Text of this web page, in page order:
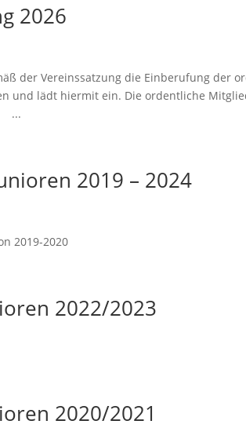
2026
der Vereinssatzung die Einberufung der
und lädt hiermit ein. Die ordentliche
...
2019 – 2024
2019-2020
2022/2023
2020/2021